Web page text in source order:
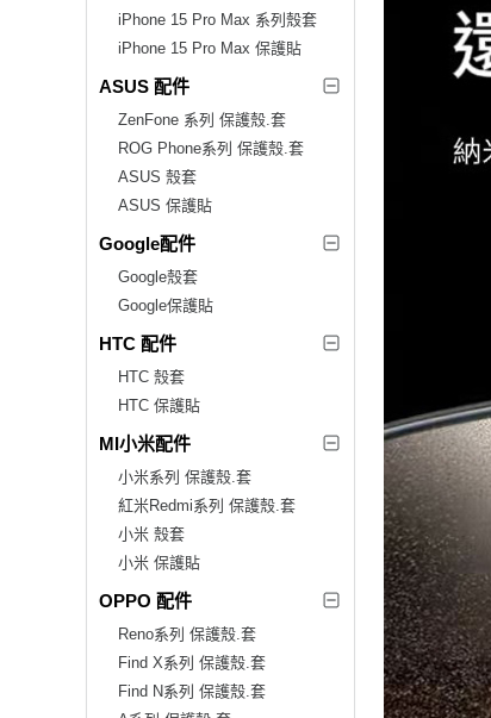
iPhone 15 Pro Max 系列殼套
iPhone 15 Pro Max 保護貼
ASUS 配件
ZenFone 系列 保護殼.套
ROG Phone系列 保護殼.套
ASUS 殼套
ASUS 保護貼
Google配件
Google殼套
Google保護貼
HTC 配件
HTC 殼套
HTC 保護貼
MI小米配件
小米系列 保護殼.套
紅米Redmi系列 保護殼.套
小米 殼套
小米 保護貼
OPPO 配件
Reno系列 保護殼.套
Find X系列 保護殼.套
Find N系列 保護殼.套